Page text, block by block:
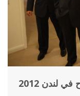
لندن 2012